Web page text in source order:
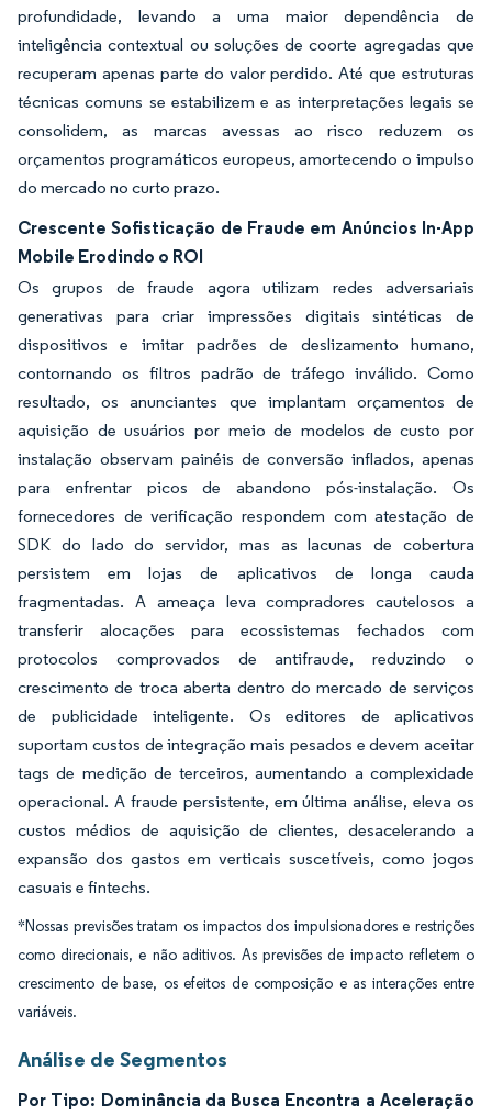
profundidade, levando a uma maior dependência de
inteligência contextual ou soluções de coorte agregadas que
recuperam apenas parte do valor perdido. Até que estruturas
técnicas comuns se estabilizem e as interpretações legais se
consolidem, as marcas avessas ao risco reduzem os
orçamentos programáticos europeus, amortecendo o impulso
do mercado no curto prazo.
Crescente Sofisticação de Fraude em Anúncios In-App
Mobile Erodindo o ROI
Os grupos de fraude agora utilizam redes adversariais
generativas para criar impressões digitais sintéticas de
dispositivos e imitar padrões de deslizamento humano,
contornando os filtros padrão de tráfego inválido. Como
resultado, os anunciantes que implantam orçamentos de
aquisição de usuários por meio de modelos de custo por
instalação observam painéis de conversão inflados, apenas
para enfrentar picos de abandono pós-instalação. Os
fornecedores de verificação respondem com atestação de
SDK do lado do servidor, mas as lacunas de cobertura
persistem em lojas de aplicativos de longa cauda
fragmentadas. A ameaça leva compradores cautelosos a
transferir alocações para ecossistemas fechados com
protocolos comprovados de antifraude, reduzindo o
crescimento de troca aberta dentro do mercado de serviços
de publicidade inteligente. Os editores de aplicativos
suportam custos de integração mais pesados e devem aceitar
tags de medição de terceiros, aumentando a complexidade
operacional. A fraude persistente, em última análise, eleva os
custos médios de aquisição de clientes, desacelerando a
expansão dos gastos em verticais suscetíveis, como jogos
casuais e fintechs.
*Nossas previsões tratam os impactos dos impulsionadores e restrições
como direcionais, e não aditivos. As previsões de impacto refletem o
crescimento de base, os efeitos de composição e as interações entre
variáveis.
Análise de Segmentos
Por Tipo: Dominância da Busca Encontra a Aceleração